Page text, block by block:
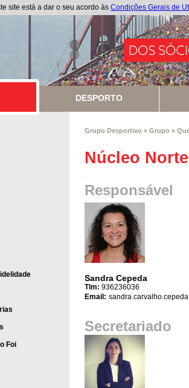
site está a dar o seu acordo às Condições Gerais de
DESPORTO
Foi
Grupo Desportivo » Grupo »
Núcleo Norte
Responsável
Sandra Cepeda
Tlm: 936236036
Email:
Secretariado